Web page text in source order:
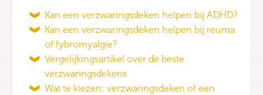
Kan een verzwaringsdeken helpen bij ADHD?
Kan een verzwaringsdeken helpen bij reuma
of fybromyalgie?
Vergelijkingsartikel over de beste
verzwaringsdekens
Wat te kiezen: verzwaringsdeken of een